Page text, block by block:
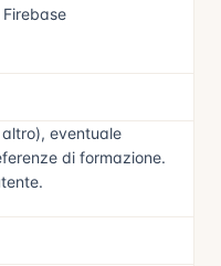
eventuale
di formazione.